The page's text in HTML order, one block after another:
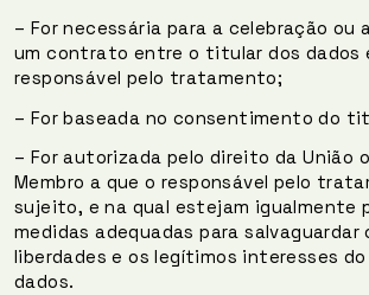
– For necessária para a celebração ou
um contrato entre o titular dos dados
responsável pelo tratamento;
– For baseada no consentimento do
– For autorizada pelo direito da União
Membro a que o responsável pelo
sujeito, e na qual estejam igualmente
medidas adequadas para salvaguardar
liberdades e os legítimos interesses
dados.